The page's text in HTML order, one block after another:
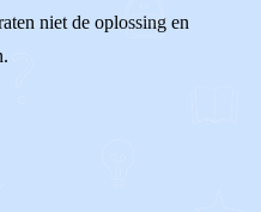
niet de oplossing en